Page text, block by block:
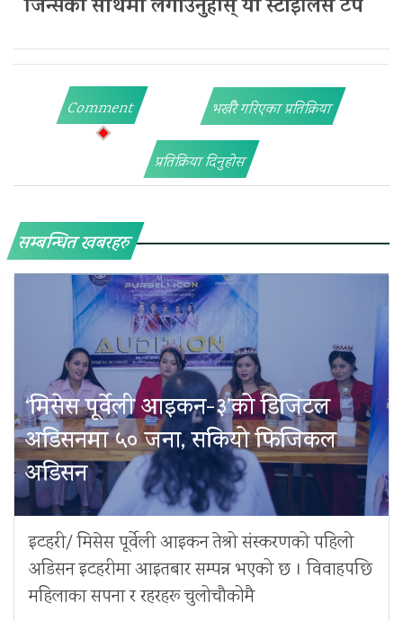
जिन्सको साथमा लगाउनुहोस् यी स्टाइलिस टप
Comment भर्खरै गरिएका प्रतिक्रिया
प्रतिक्रिया दिनुहोस
सम्बन्धित खबरहरु
‘मिसेस पूर्वेली आइकन-३’को डिजिटल
अडिसनमा ५० जना, सकियो फिजिकल
अडिसन
इटहरी/ मिसेस पूर्वेली आइकन तेश्रो संस्करणको पहिलो
अडिसन इटहरीमा आइतबार सम्पन्न भएको छ । विवाहपछि
महिलाका सपना र रहरहरू चुलोचौकोमै